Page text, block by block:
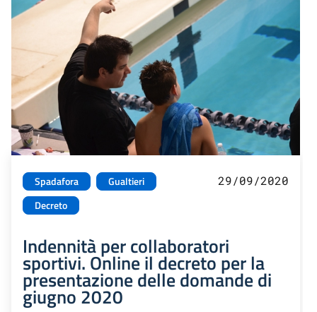
Spadafora
Gualtieri
Decreto
29/09/2020
Indennità per collaboratori
sportivi. Online il decreto per la
presentazione delle domande di
giugno 2020